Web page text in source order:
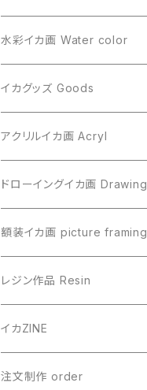
水彩イカ画 Water color
イカグッズ Goods
アクリルイカ画 Acryl
ドローイングイカ画 Drawing
額装イカ画 picture framing
レジン作品 Resin
イカZINE
注文制作 order